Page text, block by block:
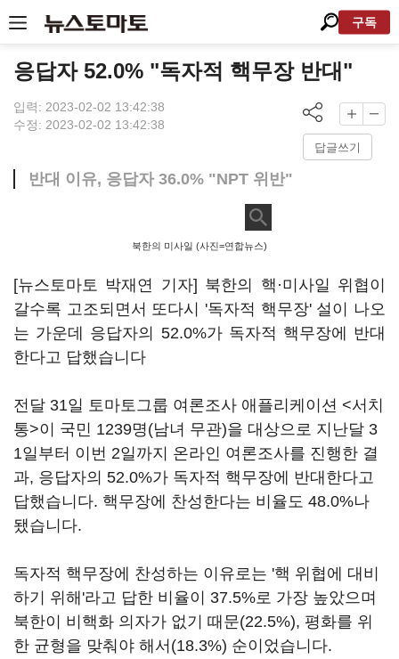
구독
응답자 52.0% "독자적 핵무장 반대"
입력: 2023-02-02 13:42:38
수정: 2023-02-02 13:42:38
답글쓰기
반대 이유, 응답자 36.0% "NPT 위반"
북한의 미사일 (사진=연합뉴스)
[뉴스토마토 박재연 기자] 북한의 핵·미사일 위협이
갈수록 고조되면서 또다시 '독자적 핵무장' 설이 나오
는 가운데 응답자의 52.0%가 독자적 핵무장에 반대
한다고 답했습니다
전달 31일 토마토그룹 여론조사 애플리케이션 <서치
통>이 국민 1239명(남녀 무관)을 대상으로 지난달 3
1일부터 이번 2일까지 온라인 여론조사를 진행한 결
과, 응답자의 52.0%가 독자적 핵무장에 반대한다고
답했습니다. 핵무장에 찬성한다는 비율도 48.0%나
됐습니다.
독자적 핵무장에 찬성하는 이유로는 '핵 위협에 대비
하기 위해'라고 답한 비율이 37.5%로 가장 높았으며
북한이 비핵화 의자가 없기 때문(22.5%), 평화를 위
한 균형을 맞춰야 해서(18.3%) 순이었습니다.